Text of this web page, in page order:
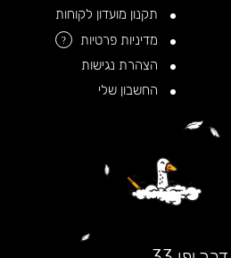
תקנון מועדון לקוחות
מדיניות פרטיות
?
הצהרת נגישות
החשבון שלי